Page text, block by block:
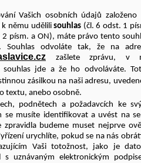
Vašich osobních údajů založeno
k němu udělilisouhlas (čl. 6 odst. 1
písm. a ON), máte právo tento
. Souhlas odvoláte tak, že na
zašlete zprávu, v
jde a že ho odvoláváte.
zásilkou na naši adresu,
textu, anebo osobně.
podnětech a požadavcích ke
se musíte identifikovat a uvést na
zpravidla budeme muset nejprve
urychlíte, pokud se na nás
Vaši totožnost, jako je
s uznávaným elektronickým